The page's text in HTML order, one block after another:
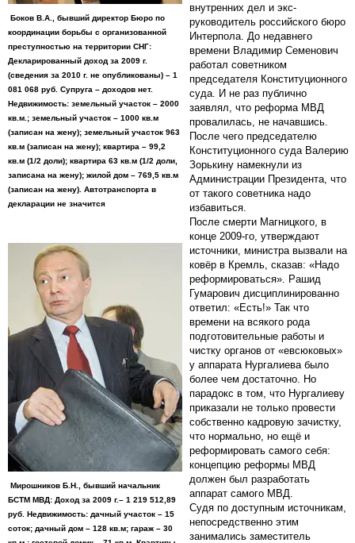
Боков В.А., бывший директор Бюро по
координации борьбы с организованной
преступностью на территории СНГ:
Декларированный доход за 2009 г.
(сведения за 2010 г. не опубликованы) – 1
081 068 руб. Супруга – доходов нет.
Недвижимость: земельный участок – 2000
кв.м.; земельный участок – 1000 кв.м
(записан на жену); земельный участок 963
кв.м (записан на жену); квартира – 99,2
кв.м (1/2 доли); квартира 63 кв.м (1/2 доли,
записана на жену); жилой дом – 769,5 кв.м
(записан на жену). Автотранспорта в
декларации не значится
Мирошников Б.Н., бывший начальник
БСТМ МВД: Доход за 2009 г.– 1 219 512,89
руб. Недвижимость: дачный участок – 15
соток; дачный дом – 128 кв.м; гараж – 30
внутренних дел и экс-
руководитель российского бюро
Интерпола. До недавнего
времени Владимир Семенович
работал советником
председателя Конституционного
суда. И не раз публично
заявлял, что реформа МВД
провалилась, не начавшись.
После чего председателю
Конституционного суда Валерию
Зорькину намекнули из
Администрации Президента, что
от такого советника надо
избавиться.
После смерти Магницкого, в
конце 2009-го, утверждают
источники, министра вызвали на
ковёр в Кремль, сказав: «Надо
реформироваться». Рашид
Гумарович дисциплинированно
ответил: «Есть!» Так что
времени на всякого рода
подготовительные работы и
чистку органов от «евсюковых»
у аппарата Нургалиева было
более чем достаточно. Но
парадокс в том, что Нургалиеву
приказали не только провести
собственно кадровую зачистку,
что нормально, но ещё и
реформировать самого себя:
концепцию реформы МВД
должен был разработать
аппарат самого МВД.
Судя по доступным источникам,
непосредственно этим
занимались заместитель